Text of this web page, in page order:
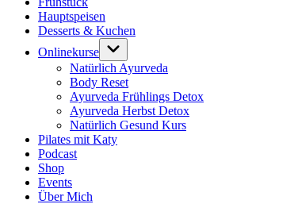
Hauptspeisen
Desserts & Kuchen
Onlinekurse
Natürlich Ayurveda
Body Reset
Ayurveda Frühlings Detox
Ayurveda Herbst Detox
Natürlich Gesund Kurs
Pilates mit Katy
Podcast
Shop
Events
Über Mich